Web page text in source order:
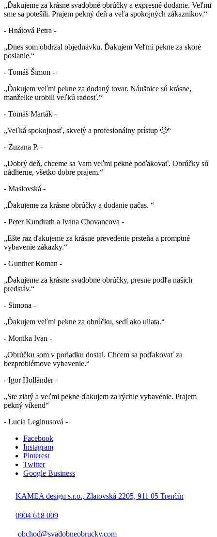
„Ďakujeme za krásne svadobné obrúčky a expresné dodanie. Veľmi
sme sa potešili. Prajem pekný deň a veľa spokojných zákazníkov.“
- Hnátová Petra -
„Dnes som obdržal objednávku. Ďakujem Veľmi pekne za skoré
poslanie.“
- Tomáš Šimon -
„Ďakujem veľmi pekne za dodaný tovar. Náušnice sú krásne,
manželke urobili veľkú radosť.“
- Tomáš Marták -
„Veľká spokojnosť, skvelý a profesionálny prístup 🙂“
- Zuzana P. -
„Dobrý deň, chceme sa Vam veľmi pekne poďakovať. Obrúčky sú
nádherne, všetko dobre prajem.“
- Maslovská -
„Ďakujeme za krásne obrúčky a dodanie načas. “
- Peter Kundrath a Ivana Chovancova -
„Ešte raz ďakujeme za krásne prevedenie prsteňa a promptné
vybavenie zákazky.“
- Gunther Roman -
„Ďakujeme za krásne svadobné obrúčky, presne podľa našich
predstáv.“
- Simona -
„Ďakujem veľmi pekne za obrúčku, sedí ako uliata.“
- Monika Ivan -
„Obrúčku som v poriadku dostal. Chcem sa poďakovať za
bezproblémove vybavenie.“
- Igor Holländer -
„Ste zlatý a veľmi pekne ďakujem za rýchle vybavenie. Prajem
pekný víkend“
- Lucia Leginusová -
Facebook
Instagram
Pinterest
Twitter
Google Business
KAMEA design s.r.o., Zlatovská 2205, 911 05 Trenčín
0904 618 009
obchod@svadobneobrucky.com